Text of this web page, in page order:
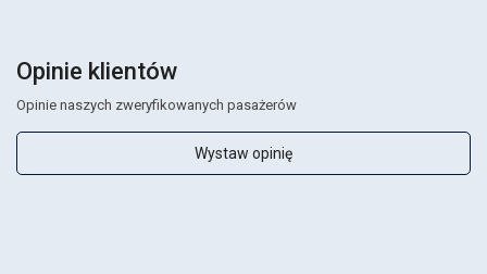
Opinie klientów
Opinie naszych zweryfikowanych pasażerów
Wystaw opinię